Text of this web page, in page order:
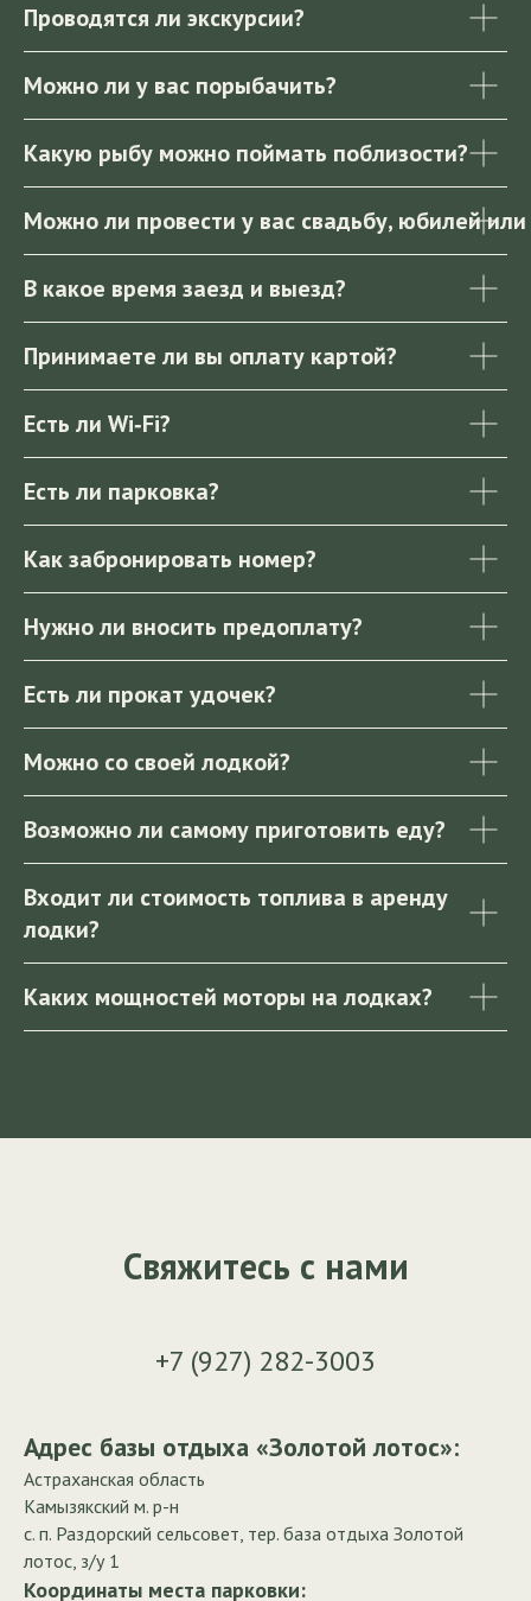
Проводятся ли экскурсии?
Можно ли у вас порыбачить?
Какую рыбу можно поймать поблизости?
Можно ли провести у вас свадьбу, юбилей
В какое время заезд и выезд?
Принимаете ли вы оплату картой?
Есть ли Wi‑Fi?
Есть ли парковка?
Как забронировать номер?
Нужно ли вносить предоплату?
Есть ли прокат удочек?
Можно со своей лодкой?
Возможно ли самому приготовить еду?
Входит ли стоимость топлива в аренду
лодки?
Каких мощностей моторы на лодках?
Свяжитесь с нами
+7 (927) 282-3003
Адрес базы отдыха «Золотой лотос»:
Астраханская область
Камызякский м. р-н
с. п. Раздорский сельсовет, тер. база отдыха Золотой
лотос, з/у 1
Координаты места парковки: